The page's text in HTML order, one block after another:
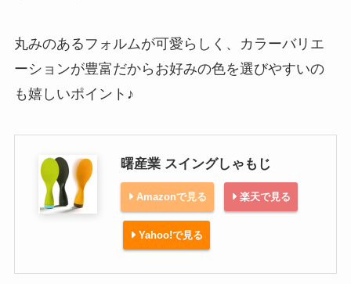
丸みのあるフォルムが可愛らしく、カラーバリエ
ーションが豊富だからお好みの色を選びやすいの
も嬉しいポイント♪
曙産業 スイングしゃもじ
Amazonで見る 楽天で見る
Yahoo!で見る